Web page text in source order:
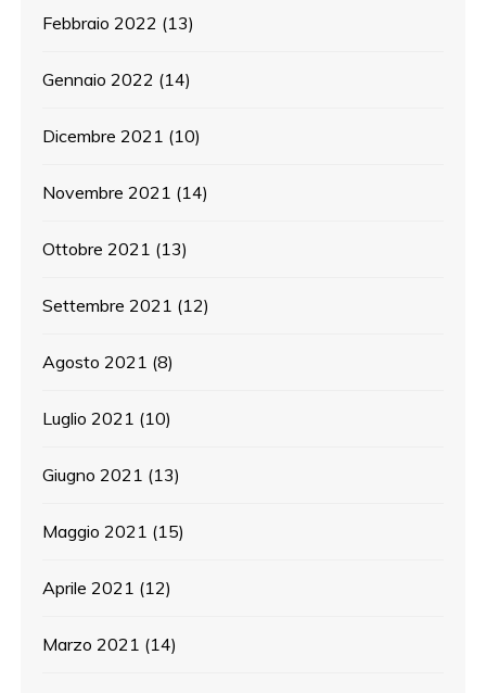
Febbraio 2022 (13)
Gennaio 2022 (14)
Dicembre 2021 (10)
Novembre 2021 (14)
Ottobre 2021 (13)
Settembre 2021 (12)
Agosto 2021 (8)
Luglio 2021 (10)
Giugno 2021 (13)
Maggio 2021 (15)
Aprile 2021 (12)
Marzo 2021 (14)